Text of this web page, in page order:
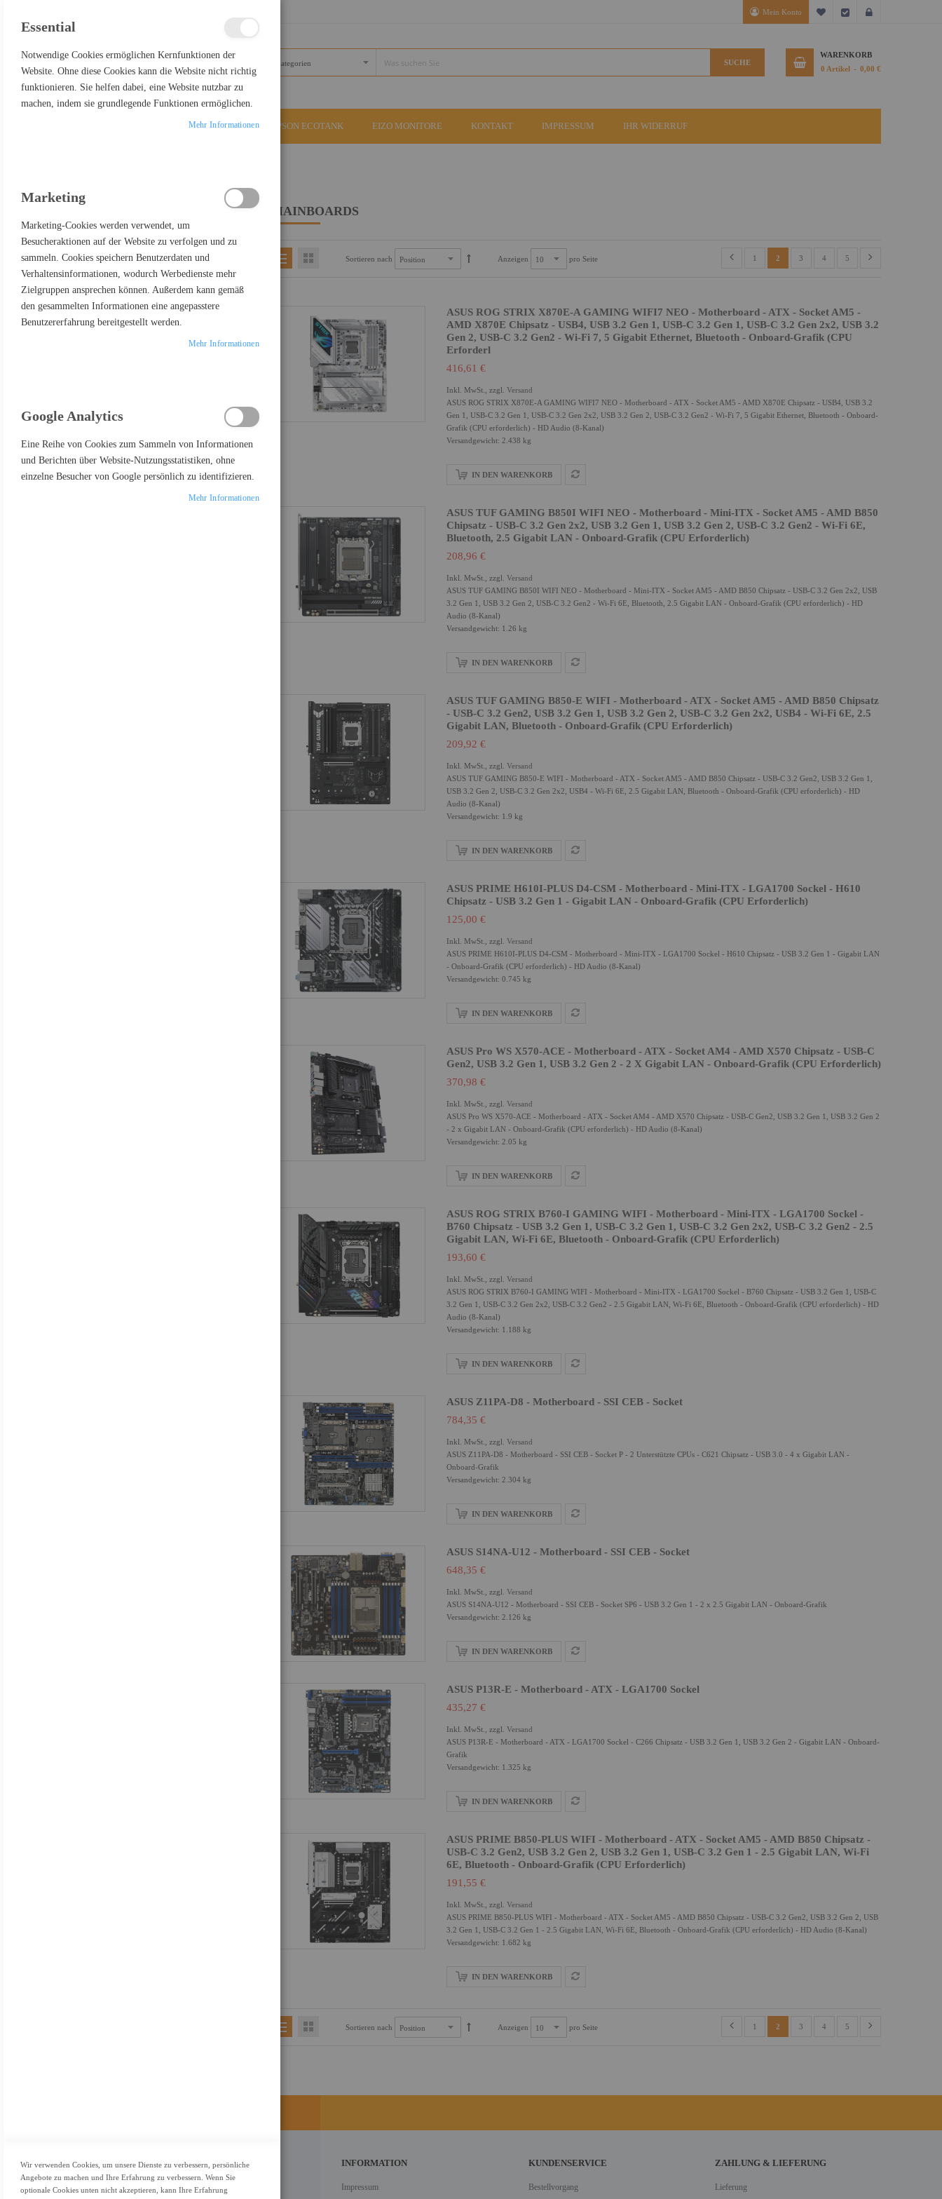
Mein Konto Mein Wunschzettel
Kasse
SUCHE
WARENKORB
0 Artikel 0,00 €
EPSON ECOTANK EIZO MONITORE KONTAKT IMPRESSUM IHR WIDERRUF
MAINBOARDS
Sortieren nach Anzeigen pro Seite 1 2 3 4 5
ASUS ROG STRIX X870E-A GAMING WIFI7 NEO - Motherboard - ATX - Socket AM5 -
AMD X870E Chipsatz - USB4, USB 3.2 Gen 1, USB-C 3.2 Gen 1, USB-C 3.2 Gen 2x2, USB 3.2
Gen 2, USB-C 3.2 Gen2 - Wi-Fi 7, 5 Gigabit Ethernet, Bluetooth - Onboard-Grafik (CPU
Erforderl
416,61 €
Inkl. MwSt., zzgl. Versand
ASUS ROG STRIX X870E-A GAMING WIFI7 NEO - Motherboard - ATX - Socket AM5 - AMD X870E Chipsatz - USB4, USB 3.2
Gen 1, USB-C 3.2 Gen 1, USB-C 3.2 Gen 2x2, USB 3.2 Gen 2, USB-C 3.2 Gen2 - Wi-Fi 7, 5 Gigabit Ethernet, Bluetooth - Onboard-
Grafik (CPU erforderlich) - HD Audio (8-Kanal)
Versandgewicht: 2.438 kg
IN DEN WARENKORB
ASUS TUF GAMING B850I WIFI NEO - Motherboard - Mini-ITX - Socket AM5 - AMD B850
Chipsatz - USB-C 3.2 Gen 2x2, USB 3.2 Gen 1, USB 3.2 Gen 2, USB-C 3.2 Gen2 - Wi-Fi 6E,
Bluetooth, 2.5 Gigabit LAN - Onboard-Grafik (CPU Erforderlich)
208,96 €
Inkl. MwSt., zzgl. Versand
ASUS TUF GAMING B850I WIFI NEO - Motherboard - Mini-ITX - Socket AM5 - AMD B850 Chipsatz - USB-C 3.2 Gen 2x2, USB
3.2 Gen 1, USB 3.2 Gen 2, USB-C 3.2 Gen2 - Wi-Fi 6E, Bluetooth, 2.5 Gigabit LAN - Onboard-Grafik (CPU erforderlich) - HD
Audio (8-Kanal)
Versandgewicht: 1.26 kg
IN DEN WARENKORB
ASUS TUF GAMING B850-E WIFI - Motherboard - ATX - Socket AM5 - AMD B850 Chipsatz
- USB-C 3.2 Gen2, USB 3.2 Gen 1, USB 3.2 Gen 2, USB-C 3.2 Gen 2x2, USB4 - Wi-Fi 6E, 2.5
Gigabit LAN, Bluetooth - Onboard-Grafik (CPU Erforderlich)
209,92 €
Inkl. MwSt., zzgl. Versand
ASUS TUF GAMING B850-E WIFI - Motherboard - ATX - Socket AM5 - AMD B850 Chipsatz - USB-C 3.2 Gen2, USB 3.2 Gen 1,
USB 3.2 Gen 2, USB-C 3.2 Gen 2x2, USB4 - Wi-Fi 6E, 2.5 Gigabit LAN, Bluetooth - Onboard-Grafik (CPU erforderlich) - HD
Audio (8-Kanal)
Versandgewicht: 1.9 kg
IN DEN WARENKORB
ASUS PRIME H610I-PLUS D4-CSM - Motherboard - Mini-ITX - LGA1700 Sockel - H610
Chipsatz - USB 3.2 Gen 1 - Gigabit LAN - Onboard-Grafik (CPU Erforderlich)
125,00 €
Inkl. MwSt., zzgl. Versand
ASUS PRIME H610I-PLUS D4-CSM - Motherboard - Mini-ITX - LGA1700 Sockel - H610 Chipsatz - USB 3.2 Gen 1 - Gigabit LAN
- Onboard-Grafik (CPU erforderlich) - HD Audio (8-Kanal)
Versandgewicht: 0.745 kg
IN DEN WARENKORB
ASUS Pro WS X570-ACE - Motherboard - ATX - Socket AM4 - AMD X570 Chipsatz - USB-C
Gen2, USB 3.2 Gen 1, USB 3.2 Gen 2 - 2 X Gigabit LAN - Onboard-Grafik (CPU Erforderlich)
370,98 €
Inkl. MwSt., zzgl. Versand
ASUS Pro WS X570-ACE - Motherboard - ATX - Socket AM4 - AMD X570 Chipsatz - USB-C Gen2, USB 3.2 Gen 1, USB 3.2 Gen 2
- 2 x Gigabit LAN - Onboard-Grafik (CPU erforderlich) - HD Audio (8-Kanal)
Versandgewicht: 2.05 kg
IN DEN WARENKORB
ASUS ROG STRIX B760-I GAMING WIFI - Motherboard - Mini-ITX - LGA1700 Sockel -
B760 Chipsatz - USB 3.2 Gen 1, USB-C 3.2 Gen 1, USB-C 3.2 Gen 2x2, USB-C 3.2 Gen2 - 2.5
Gigabit LAN, Wi-Fi 6E, Bluetooth - Onboard-Grafik (CPU Erforderlich)
193,60 €
Inkl. MwSt., zzgl. Versand
ASUS ROG STRIX B760-I GAMING WIFI - Motherboard - Mini-ITX - LGA1700 Sockel - B760 Chipsatz - USB 3.2 Gen 1, USB-C
3.2 Gen 1, USB-C 3.2 Gen 2x2, USB-C 3.2 Gen2 - 2.5 Gigabit LAN, Wi-Fi 6E, Bluetooth - Onboard-Grafik (CPU erforderlich) - HD
Audio (8-Kanal)
Versandgewicht: 1.188 kg
IN DEN WARENKORB
ASUS Z11PA-D8 - Motherboard - SSI CEB - Socket
784,35 €
Inkl. MwSt., zzgl. Versand
ASUS Z11PA-D8 - Motherboard - SSI CEB - Socket P - 2 Unterstützte CPUs - C621 Chipsatz - USB 3.0 - 4 x Gigabit LAN -
Onboard-Grafik
Versandgewicht: 2.304 kg
IN DEN WARENKORB
ASUS S14NA-U12 - Motherboard - SSI CEB - Socket
648,35 €
Inkl. MwSt., zzgl. Versand
ASUS S14NA-U12 - Motherboard - SSI CEB - Socket SP6 - USB 3.2 Gen 1 - 2 x 2.5 Gigabit LAN - Onboard-Grafik
Versandgewicht: 2.126 kg
IN DEN WARENKORB
ASUS P13R-E - Motherboard - ATX - LGA1700 Sockel
435,27 €
Inkl. MwSt., zzgl. Versand
ASUS P13R-E - Motherboard - ATX - LGA1700 Sockel - C266 Chipsatz - USB 3.2 Gen 1, USB 3.2 Gen 2 - Gigabit LAN - Onboard-
Grafik
Versandgewicht: 1.325 kg
IN DEN WARENKORB
ASUS PRIME B850-PLUS WIFI - Motherboard - ATX - Socket AM5 - AMD B850 Chipsatz -
USB-C 3.2 Gen2, USB 3.2 Gen 2, USB 3.2 Gen 1, USB-C 3.2 Gen 1 - 2.5 Gigabit LAN, Wi-Fi
6E, Bluetooth - Onboard-Grafik (CPU Erforderlich)
191,55 €
Inkl. MwSt., zzgl. Versand
ASUS PRIME B850-PLUS WIFI - Motherboard - ATX - Socket AM5 - AMD B850 Chipsatz - USB-C 3.2 Gen2, USB 3.2 Gen 2, USB
3.2 Gen 1, USB-C 3.2 Gen 1 - 2.5 Gigabit LAN, Wi-Fi 6E, Bluetooth - Onboard-Grafik (CPU erforderlich) - HD Audio (8-Kanal)
Versandgewicht: 1.682 kg
IN DEN WARENKORB
Sortieren nach Anzeigen pro Seite 1 2 3 4 5
Einkaufsoptionen
PREIS
€ - €
KONTAKT
Adresse: Zimbelstrasse 26/13127 Berlin
INFORMATION
Impressum
KUNDENSERVICE
Bestellvorgang
ZAHLUNG & LIEFERUNG
Lieferung
Essential
Notwendige Cookies ermöglichen Kernfunktionen der
Website. Ohne diese Cookies kann die Website nicht richtig
funktionieren. Sie helfen dabei, eine Website nutzbar zu
machen, indem sie grundlegende Funktionen ermöglichen.
Mehr Informationen
Marketing
Marketing-Cookies werden verwendet, um
Besucheraktionen auf der Website zu verfolgen und zu
sammeln. Cookies speichern Benutzerdaten und
Verhaltensinformationen, wodurch Werbedienste mehr
Zielgruppen ansprechen können. Außerdem kann gemäß
den gesammelten Informationen eine angepasstere
Benutzererfahrung bereitgestellt werden.
Mehr Informationen
Google Analytics
Eine Reihe von Cookies zum Sammeln von Informationen
und Berichten über Website-Nutzungsstatistiken, ohne
einzelne Besucher von Google persönlich zu identifizieren.
Mehr Informationen
Wir verwenden Cookies, um unsere Dienste zu verbessern, persönliche
Angebote zu machen und Ihre Erfahrung zu verbessern. Wenn Sie
optionale Cookies unten nicht akzeptieren, kann Ihre Erfahrung